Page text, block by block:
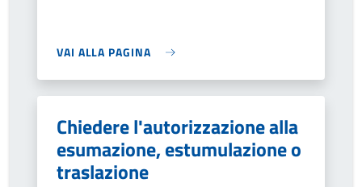
VAI ALLA PAGINA
Chiedere l'autorizzazione alla
esumazione, estumulazione o
traslazione